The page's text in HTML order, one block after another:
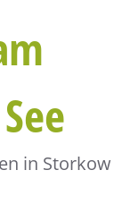
in Storkow